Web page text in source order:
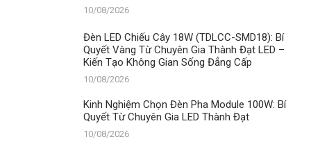
10/08/2026
Đèn LED Chiếu Cây 18W (TDLCC-SMD18): Bí
Quyết Vàng Từ Chuyên Gia Thành Đạt LED –
Kiến Tạo Không Gian Sống Đẳng Cấp
10/08/2026
Kinh Nghiệm Chọn Đèn Pha Module 100W: Bí
Quyết Từ Chuyên Gia LED Thành Đạt
10/08/2026